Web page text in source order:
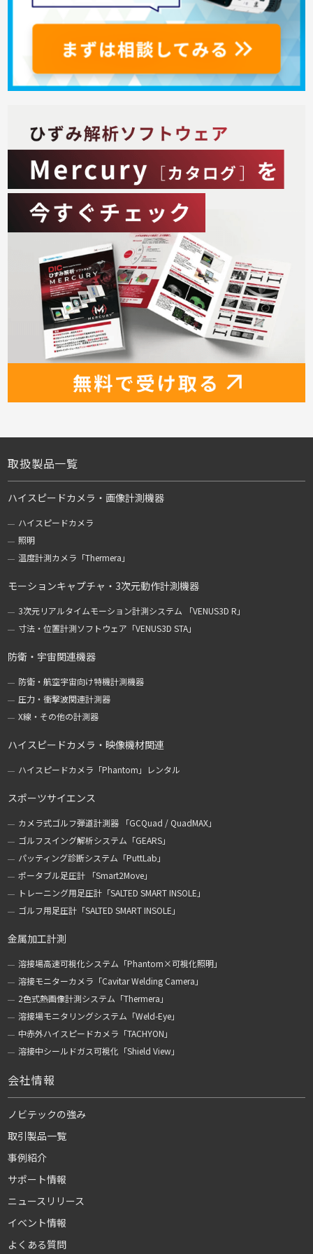
取扱製品一覧
ハイスピードカメラ・画像計測機器
ハイスピードカメラ
照明
温度計測カメラ「Thermera」
モーションキャプチャ・3次元動作計測機器
3次元リアルタイムモーション計測システム 「VENUS3D R」
寸法・位置計測ソフトウェア「VENUS3D STA」
防衛・宇宙関連機器
防衛・航空宇宙向け特機計測機器
圧力・衝撃波関連計測器
X線・その他の計測器
ハイスピードカメラ・映像機材関連
ハイスピードカメラ「Phantom」レンタル
スポーツサイエンス
カメラ式ゴルフ弾道計測器 「GCQuad / QuadMAX」
ゴルフスイング解析システム「GEARS」
パッティング診断システム「PuttLab」
ポータブル足圧計 「Smart2Move」
トレーニング用足圧計「SALTED SMART INSOLE」
ゴルフ用足圧計「SALTED SMART INSOLE」
金属加工計測
溶接場高速可視化システム「Phantom×可視化照明」
溶接モニターカメラ「Cavitar Welding Camera」
2色式熱画像計測システム「Thermera」
溶接場モニタリングシステム「Weld-Eye」
中赤外ハイスピードカメラ「TACHYON」
溶接中シールドガス可視化「Shield View」
会社情報
ノビテックの強み
取引製品一覧
事例紹介
サポート情報
ニュースリリース
イベント情報
よくある質問